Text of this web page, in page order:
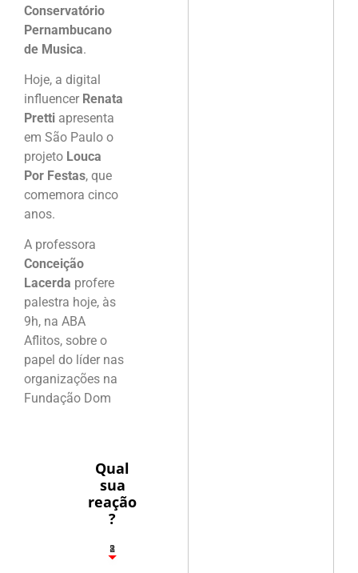
Conservatório
Pernambucano
de Musica.
Hoje, a digital
influencer Renata
Pretti apresenta
em São Paulo o
projeto Louca
Por Festas, que
comemora cinco
anos.
A professora
Conceição
Lacerda profere
palestra hoje, às
9h, na ABA
Aflitos, sobre o
papel do líder nas
organizações na
Fundação Dom
Qual
sua
reação
?
1
2
8